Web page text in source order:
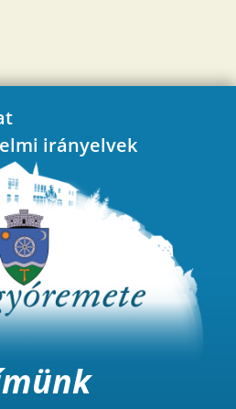
irányelvek